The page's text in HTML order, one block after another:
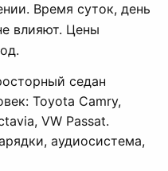
Время суток, день
влияют. Цены
седан
Toyota Camry,
VW Passat.
аудиосистема,